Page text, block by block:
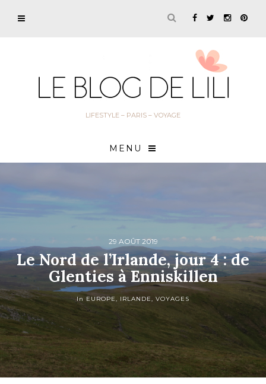
LIFESTYLE – PARIS – VOYAGE
MENU
29 AOÛT 2019
Le Nord de l’Irlande, jour 4 : de
Glenties à Enniskillen
In EUROPE, IRLANDE, VOYAGES